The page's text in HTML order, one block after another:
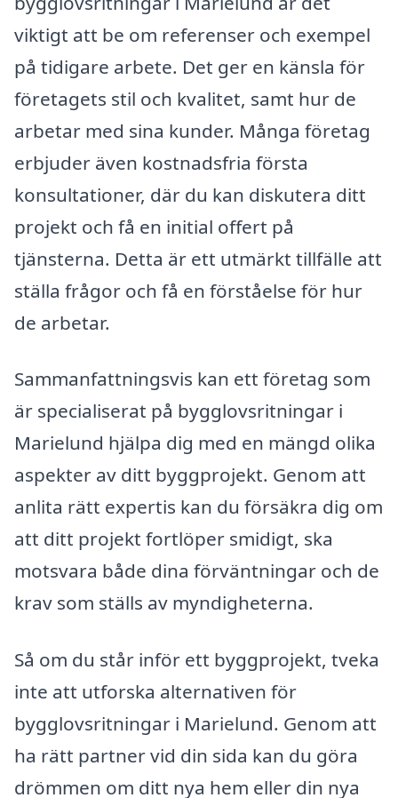
viktigt att be om referenser och exempel
på tidigare arbete. Det ger en känsla för
företagets stil och kvalitet, samt hur de
arbetar med sina kunder. Många företag
erbjuder även kostnadsfria första
konsultationer, där du kan diskutera ditt
projekt och få en initial offert på
tjänsterna. Detta är ett utmärkt tillfälle att
ställa frågor och få en förståelse för hur
de arbetar.
Sammanfattningsvis kan ett företag som
är specialiserat på bygglovsritningar i
Marielund hjälpa dig med en mängd olika
aspekter av ditt byggprojekt. Genom att
anlita rätt expertis kan du försäkra dig om
att ditt projekt fortlöper smidigt, ska
motsvara både dina förväntningar och de
krav som ställs av myndigheterna.
Så om du står inför ett byggprojekt, tveka
inte att utforska alternativen för
bygglovsritningar i Marielund. Genom att
ha rätt partner vid din sida kan du göra
drömmen om ditt nya hem eller din nya